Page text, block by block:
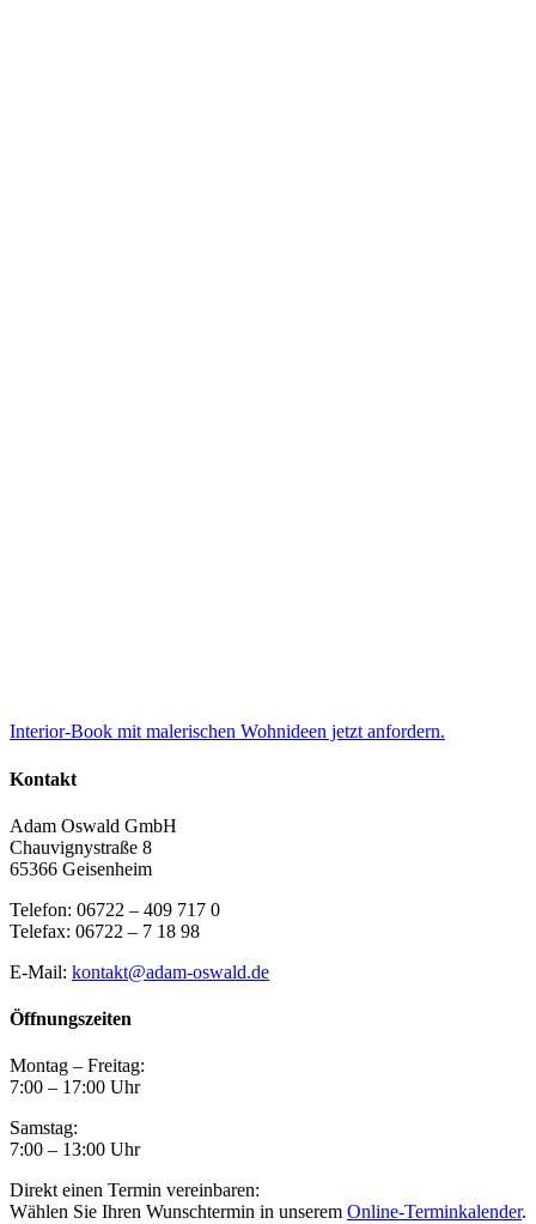
Interior-Book mit malerischen Wohnideen jetzt anfordern.
Kontakt
Adam Oswald GmbH
Chauvignystraße 8
65366 Geisenheim
Telefon: 06722 – 409 717 0
Telefax: 06722 – 7 18 98
E-Mail: kontakt@adam-oswald.de
Öffnungszeiten
Montag – Freitag:
7:00 – 17:00 Uhr
Samstag:
7:00 – 13:00 Uhr
Direkt einen Termin vereinbaren:
Wählen Sie Ihren Wunschtermin in unserem Online-Terminkalender.